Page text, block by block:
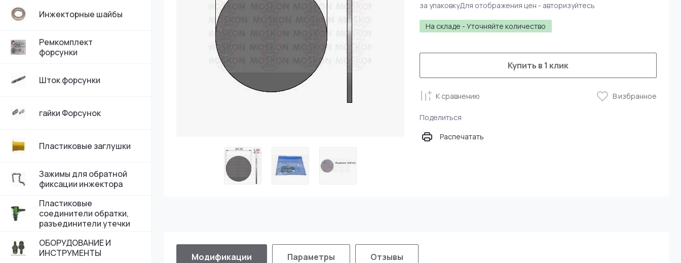
Инжекторные шайбы
Ремкомплект
форсунки
Шток форсунки
гайки Форсунок
Пластиковые заглушки
Зажимы для обратной
фиксации инжектора
Пластиковые
соединители обратки,
разъединители утечки
ОБОРУДОВАНИЕ И
ИНСТРУМЕНТЫ
На складе - Уточняйте количество
за упаковкуДля отображения цен - авторизуйтесь
Купить в 1 клик
К сравнению В избранное
Поделиться
Распечатать
Модификации Параметры Отзывы